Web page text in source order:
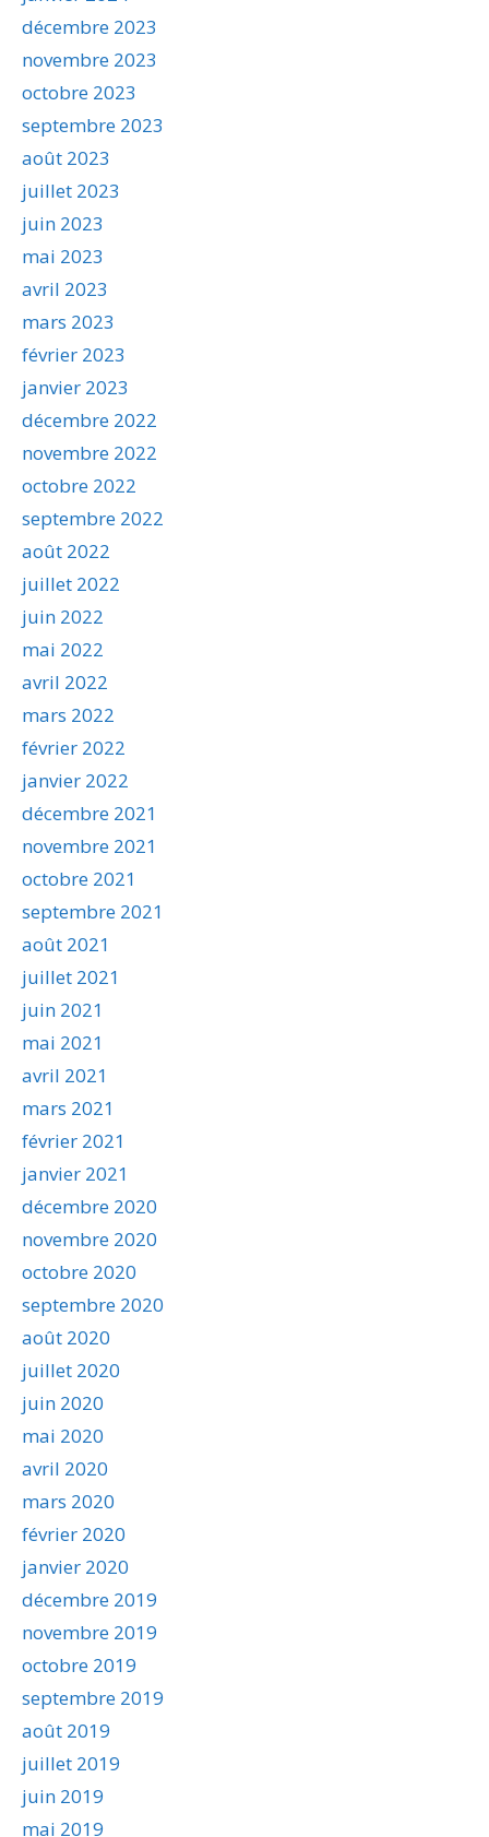
décembre 2023
novembre 2023
octobre 2023
septembre 2023
août 2023
juillet 2023
juin 2023
mai 2023
avril 2023
mars 2023
février 2023
janvier 2023
décembre 2022
novembre 2022
octobre 2022
septembre 2022
août 2022
juillet 2022
juin 2022
mai 2022
avril 2022
mars 2022
février 2022
janvier 2022
décembre 2021
novembre 2021
octobre 2021
septembre 2021
août 2021
juillet 2021
juin 2021
mai 2021
avril 2021
mars 2021
février 2021
janvier 2021
décembre 2020
novembre 2020
octobre 2020
septembre 2020
août 2020
juillet 2020
juin 2020
mai 2020
avril 2020
mars 2020
février 2020
janvier 2020
décembre 2019
novembre 2019
octobre 2019
septembre 2019
août 2019
juillet 2019
juin 2019
mai 2019